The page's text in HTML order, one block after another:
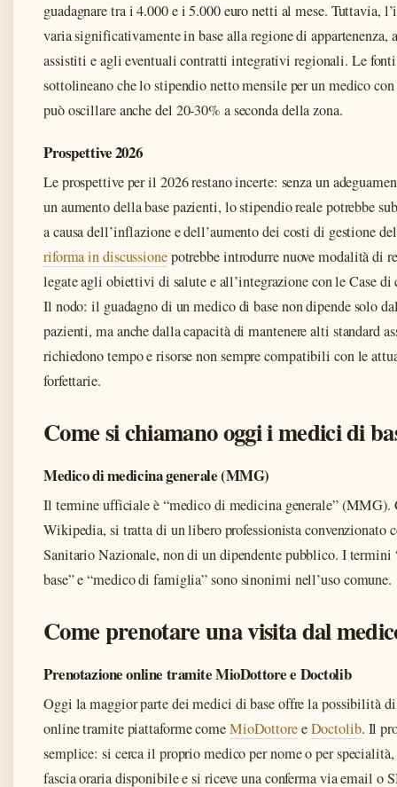
guadagnare tra i 4.000 e i 5.000 euro netti al mese. Tuttavia,
varia significativamente in base alla regione di appartenenza,
assistiti e agli eventuali contratti integrativi regionali. Le
sottolineano che lo stipendio netto mensile per un medico
può oscillare anche del 20-30% a seconda della zona.
Prospettive 2026
Le prospettive per il 2026 restano incerte: senza un
un aumento della base pazienti, lo stipendio reale potrebbe
a causa dell’inflazione e dell’aumento dei costi di gestione
riforma in discussionepotrebbe introdurre nuove modalità di
legate agli obiettivi di salute e all’integrazione con le Case di
Il nodo: il guadagno di un medico di base non dipende solo
pazienti, ma anche dalla capacità di mantenere alti standard
richiedono tempo e risorse non sempre compatibili con le
forfettarie.
Come si chiamano oggi i medici di
Medico di medicina generale (MMG)
Il termine ufficiale è “medico di medicina generale” (MMG).
Wikipedia, si tratta di un libero professionista convenzionato
Sanitario Nazionale, non di un dipendente pubblico. I termini
base” e “medico di famiglia” sono sinonimi nell’uso comune.
Come prenotare una visita dal
Prenotazione online tramite MioDottore e Doctolib
Oggi la maggior parte dei medici di base offre la possibilità
online tramite piattaforme comeMioDottoreeDoctolib. Il
semplice: si cerca il proprio medico per nome o per
fascia oraria disponibile e si riceve una conferma via email o